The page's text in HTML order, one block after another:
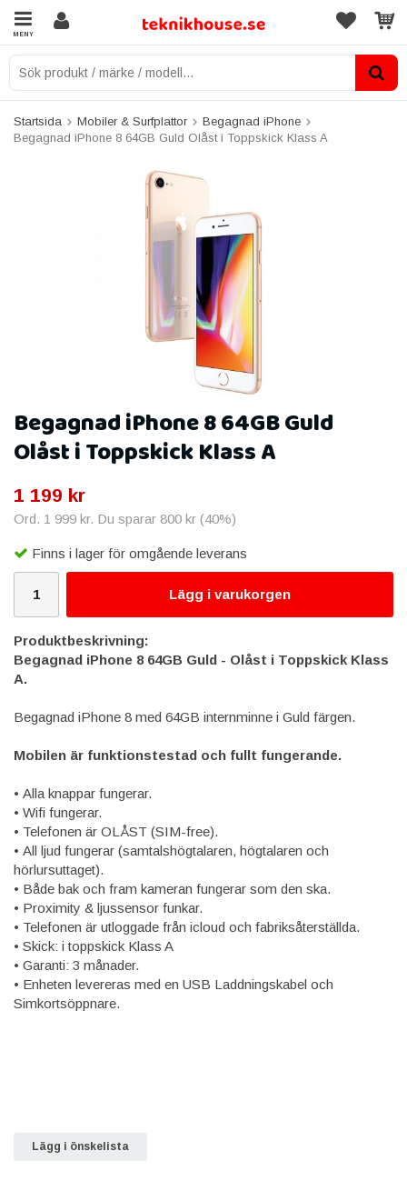
MENY
Startsida Mobiler & Surfplattor
Begagnad iPhone
Begagnad iPhone 8 64GB Guld Olåst i Toppskick Klass A
Begagnad iPhone 8 64GB Guld
Olåst i Toppskick Klass A
1 199 kr
Ord. 1 999 kr. Du sparar 800 kr (40%)
Finns i lager för omgående leverans
Lägg i varukorgen
Produktbeskrivning:
Begagnad iPhone 8 64GB Guld - Olåst i Toppskick Klass
A.
Begagnad iPhone 8 med 64GB internminne i Guld färgen.
Mobilen är funktionstestad och fullt fungerande.
• Alla knappar fungerar.
• Wifi fungerar.
• Telefonen är OLÅST (SIM-free).
• All ljud fungerar (samtalshögtalaren, högtalaren och
hörlursuttaget).
• Både bak och fram kameran fungerar som den ska.
• Proximity & ljussensor funkar.
• Telefonen är utloggade från icloud och fabriksåterställda.
• Skick: i toppskick Klass A
• Garanti: 3 månader.
• Enheten levereras med en USB Laddningskabel och
Simkortsöppnare.
Lägg i önskelista